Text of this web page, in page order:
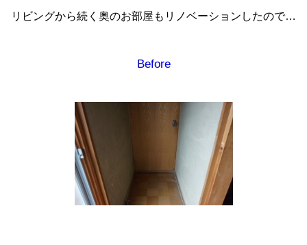
リビングから続く奥のお部屋もリノベーションしたので…
Before